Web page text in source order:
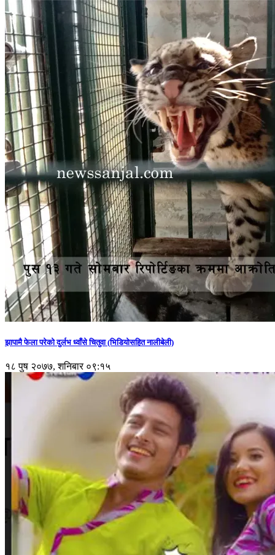
झापामै फेला परेको दुर्लभ ध्वाँसे चितुवा (भिडियोसहित नालीबेली)
१८ पुष २०७७, शनिबार ०९:१५